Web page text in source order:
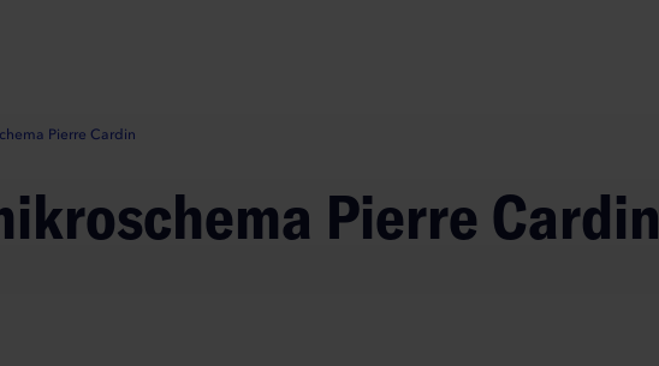
Pierre Cardin
Pierre Cardin